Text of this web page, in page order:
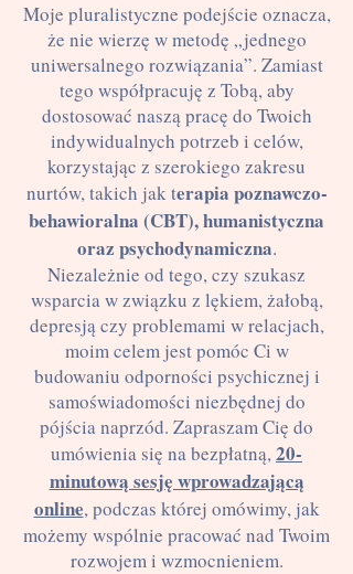
Moje pluralistyczne podejście oznacza,
że nie wierzę w metodę „jednego
uniwersalnego rozwiązania”. Zamiast
tego współpracuję z Tobą, aby
dostosować naszą pracę do Twoich
indywidualnych potrzeb i celów,
korzystając z szerokiego zakresu
nurtów, takich jak terapia poznawczo-
behawioralna (CBT), humanistyczna
oraz psychodynamiczna.
Niezależnie od tego, czy szukasz
wsparcia w związku z lękiem, żałobą,
depresją czy problemami w relacjach,
moim celem jest pomóc Ci w
budowaniu odporności psychicznej i
samoświadomości niezbędnej do
pójścia naprzód. Zapraszam Cię do
umówienia się na bezpłatną,20-
minutową sesję wprowadzającą
online, podczas której omówimy, jak
możemy wspólnie pracować nad Twoim
rozwojem i wzmocnieniem.